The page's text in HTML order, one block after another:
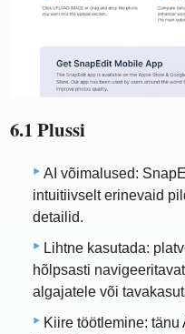
6.1 Plussi
AI võimalused:
intuitiivselt erinevaid
detailid.
Lihtne kasutada:
hõlpsasti
algajatele või
Kiire töötlemine: